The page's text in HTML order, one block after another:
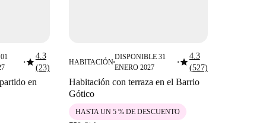
■star4.3
(23)
en
HABITACIÓN■
DISPONIBLE 31
ENERO 2027
■star4.3
(527)
Habitación con terraza en el Barrio
Gótico
HASTA UN 5 % DE DESCUENTO